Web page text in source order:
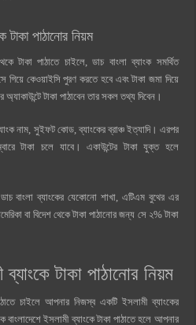
টাকা পাঠানোর নিয়ম
টাকা পাঠাতে চাইলে, ডাচ বাংলা ব্যাংক সমর্থিত
গিয়ে কেওয়াইসি পুরণ করতে হবে এবং টাকা জমা দিয়ে
টাকা পাঠাবেন তার সকল তথ্য দিবেন।
নাম, সুইফট কোড, ব্যাংকের ব্রাঞ্চ ইত্যাদি। এরপর
টাকা চলে যাবে। একাউন্টের টাকা যুক্ত হলে
বাংলা ব্যাংকের যেকোনো শাখা, এটিএম বুথের এর
বা বিদেশ থেকে টাকা পাঠানোর জন্য সে ২% টাকা
টাকা পাঠানোর নিয়ম
চাইলে আপনার নিজস্ব একটি ইসলামী ব্যাংকের
ইসলামী ব্যাংকে টাকা পাঠাতে হলে আপনার